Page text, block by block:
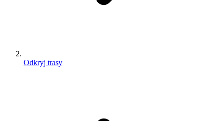
Odkryj trasy